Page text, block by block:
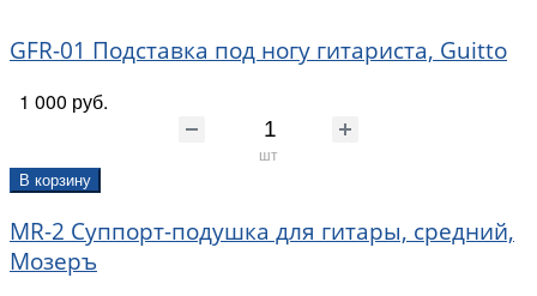
GFR-01 Подставка под ногу гитариста, Guitto
1 000 руб.
шт
В корзину
MR-2 Суппорт-подушка для гитары, средний,
Мозеръ